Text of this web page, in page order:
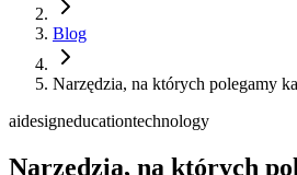
Blog
Narzędzia, na których polegamy
aidesigneducationtechnology
Narzędzia, na których